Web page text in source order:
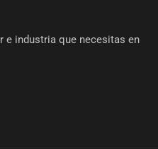
e industria que necesitas en